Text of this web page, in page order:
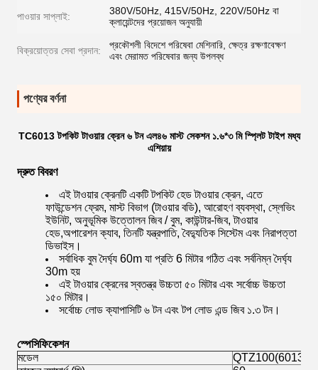
পাওয়ার সাপ্লাই:
380V/50Hz, 415V/50Hz, 220V/50Hz বা
ক্লায়েন্টদের প্রয়োজন অনুযায়ী
বিক্রয়োত্তর সেবা প্রদান:
প্রকৌশলী বিদেশে পরিষেবা মেশিনারি, ক্ষেত্র রক্ষণাবেক্ষণ
এবং মেরামত পরিষেবার জন্য উপলব্ধ
পণ্যের বর্ণনা
TC6013 টপকিট টাওয়ার ক্রেন ৬ টন এল৪৬ মাস্ট সেকশন ১.৬*৩ মি স্প্লিট টাইপ মধ্য
এশিয়ায়
দ্রুত বিবরণ
এই টাওয়ার ক্রেনটি একটি টপকিট হেড টাওয়ার ক্রেন, এতে
ফাউন্ডেশন ফ্রেম, মাস্ট বিভাগ (টাওয়ার বডি), আরোহণ ব্যবস্থা, স্লেভিং
ইউনিট, অনুভূমিক উত্তোলন জিব / বুম, কাউন্টার-জিব, টাওয়ার
হেড,অপারেশন ক্যাব, তিনটি যন্ত্রপাতি, বৈদ্যুতিক সিস্টেম এবং নিরাপত্তা
ডিভাইস।
সর্বাধিক বুম দৈর্ঘ্য 60m যা প্রতি 6 মিটার গঠিত এবং সর্বনিম্ন দৈর্ঘ্য
30m হয়
এই টাওয়ার ক্রেনের স্বতন্ত্র উচ্চতা ৫০ মিটার এবং সর্বোচ্চ উচ্চতা
১৫০ মিটার।
সর্বোচ্চ লোড ক্যাপাসিটি ৬ টন এবং টপ লোড এন্ড জিব ১.৩ টন।
স্পেসিফিকেশন
মডেল
QTZ100(6013)